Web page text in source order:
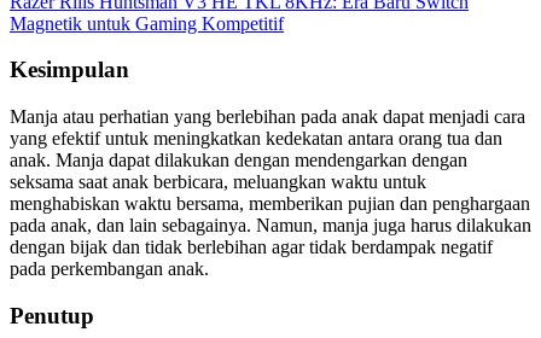
Magnetik untuk Gaming Kompetitif
Kesimpulan
Manja atau perhatian yang berlebihan pada anak dapat menjadi cara
yang efektif untuk meningkatkan kedekatan antara orang tua dan
anak. Manja dapat dilakukan dengan mendengarkan dengan
seksama saat anak berbicara, meluangkan waktu untuk
menghabiskan waktu bersama, memberikan pujian dan penghargaan
pada anak, dan lain sebagainya. Namun, manja juga harus dilakukan
dengan bijak dan tidak berlebihan agar tidak berdampak negatif
pada perkembangan anak.
Penutup